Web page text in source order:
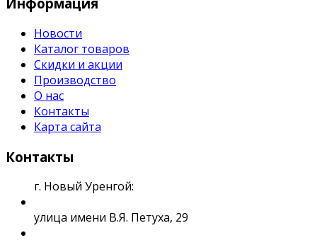
Новости
Каталог товаров
Скидки и акции
Производство
О нас
Контакты
Карта сайта
Контакты
г. Новый Уренгой:
улица имени В.Я. Петуха, 29